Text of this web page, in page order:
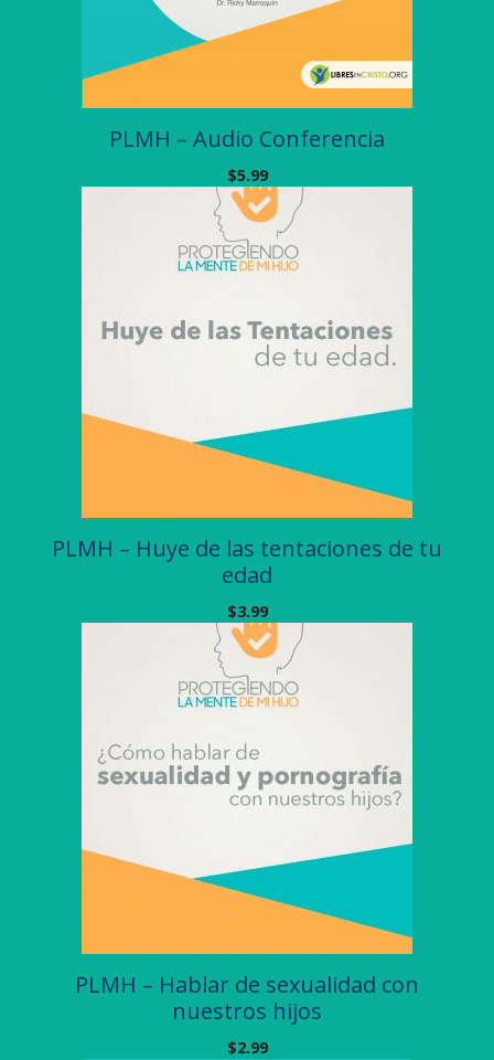
PLMH – Audio Conferencia
$5.99
PLMH – Huye de las tentaciones de tu
edad
$3.99
PLMH – Hablar de sexualidad con
nuestros hijos
$2.99